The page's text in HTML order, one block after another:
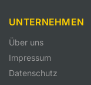
UNTERNEHMEN
Über uns
Impressum
Datenschutz